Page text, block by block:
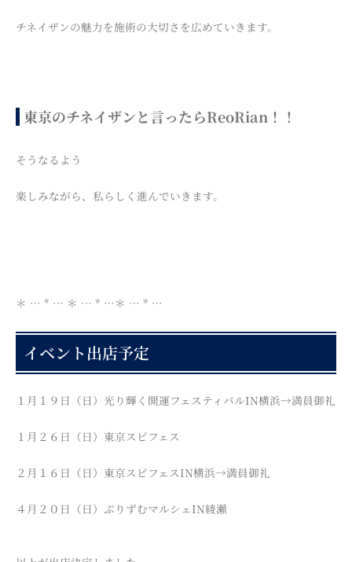
チネイザンの魅力を施術の大切さを広めていきます。
東京のチネイザンと言ったらReoRian！！
そうなるよう
楽しみながら、私らしく進んでいきます。
＊ … * … ＊ … * …＊ … * …
イベント出店予定
１月１９日（日）光り輝く開運フェスティバルIN横浜→満員御礼
１月２６日（日）東京スピフェス
２月１６日（日）東京スピフェスIN横浜→満員御礼
４月２０日（日）ぷりずむマルシェIN綾瀬